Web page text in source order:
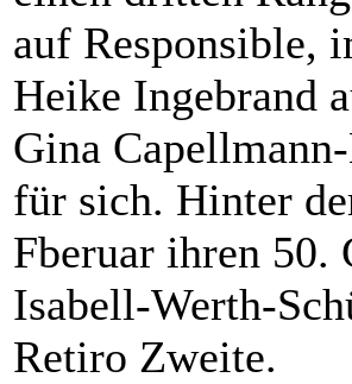
auf Responsible,
Heike Ingebrand
Gina
für sich. Hinter
Fberuar ihren 50.
Isabell-Werth-
Retiro Zweite.